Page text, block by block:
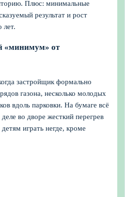
Плюс: минимальные
результат и рост
лет.
«минимум» от
застройщик формально
газона, несколько молодых
вдоль парковки. На бумаге всё
во дворе жесткий перегрев
играть негде, кроме